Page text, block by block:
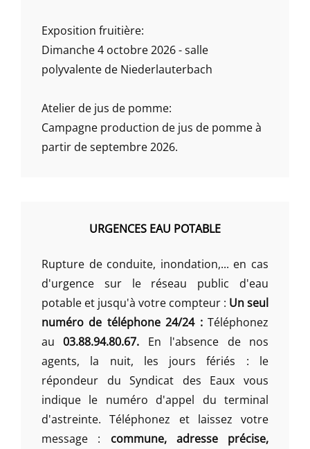
Exposition fruitière:
Dimanche 4 octobre 2026 - salle
polyvalente de Niederlauterbach
Atelier de jus de pomme:
Campagne production de jus de pomme à
partir de septembre 2026.
URGENCES EAU POTABLE
Rupture de conduite, inondation,... en cas
d'urgence sur le réseau public d'eau
potable et jusqu'à votre compteur : Un seul
numéro de téléphone 24/24 :Téléphonez
au03.88.94.80.67. En l'absence de nos
agents, la nuit, les jours fériés : le
répondeur du Syndicat des Eaux vous
indique le numéro d'appel du terminal
d'astreinte. Téléphonez et laissez votre
message : commune, adresse précise,